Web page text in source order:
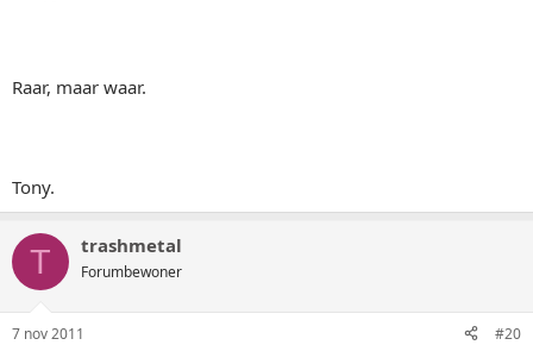
Raar, maar waar.
Tony.
T trashmetal
Forumbewoner
7 nov 2011 #20